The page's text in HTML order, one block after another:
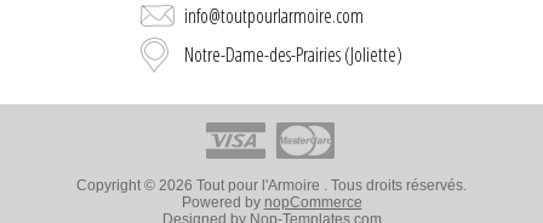
info@toutpourlarmoire.com
Notre-Dame-des-Prairies (Joliette)
Copyright © 2026 Tout pour l'Armoire . Tous droits réservés.
Powered by nopCommerce
Designed by Nop-Templates.com